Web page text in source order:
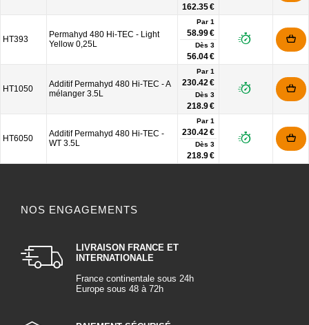
162.35 €
HT393
Permahyd 480 Hi-TEC - Light
Yellow 0,25L
Par 1
58.99 €
Dès 3
56.04 €
HT1050
Additif Permahyd 480 Hi-TEC - A
mélanger 3.5L
Par 1
230.42 €
Dès 3
218.9 €
HT6050
Additif Permahyd 480 Hi-TEC -
WT 3.5L
Par 1
230.42 €
Dès 3
218.9 €
NOS ENGAGEMENTS
LIVRAISON FRANCE ET
INTERNATIONALE
France continentale sous 24h
Europe sous 48 à 72h